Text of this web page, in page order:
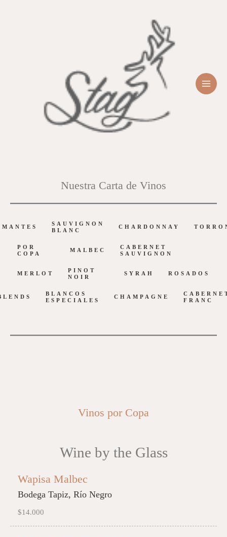
Nuestra Carta de Vinos
SAUVIGNON
BLANC
CHARDONNAY
POR
COPA
MALBEC
CABERNET
SAUVIGNON
MERLOT
PINOT
NOIR
SYRAH ROSADOS
BLANCOS
ESPECIALES
CHAMPAGNE
FRANC
Vinos por Copa
Wine by the Glass
Wapisa Malbec
Bodega Tapiz, Río Negro
$14.000